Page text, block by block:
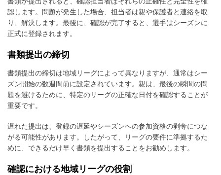
認します。問題が発生した場合、担当者は親や保護者と連絡を取
り、解決します。最後に、確認が完了すると、選手はシーズンに
正式に登録されます。
書類提出の締切
書類提出の締切は地域リーグによって異なりますが、通常はシー
ズン開始の数週間前に設定されています。親は、最後の瞬間の問
題を避けるために、特定のリーグの正確な日付を確認することが
重要です。
遅れた提出は、登録の遅延やシーズンへの参加資格の剥奪につな
がる可能性があります。したがって、リーグの要件に準拠するた
めに、できるだけ早く書類を提出することをお勧めします。
確認における地域リーグの役割